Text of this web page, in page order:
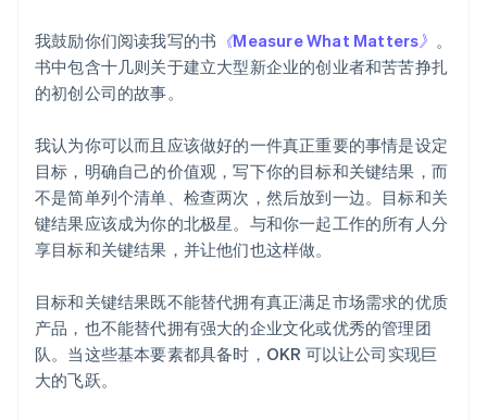
我鼓励你们阅读我写的书 《Measure What Matters》 。
书中包含十几则关于建立大型新企业的创业者和苦苦挣扎
的初创公司的故事。
我认为你可以而且应该做好的一件真正重要的事情是设定
目标，明确自己的价值观，写下你的目标和关键结果，而
不是简单列个清单、检查两次，然后放到一边。目标和关
键结果应该成为你的北极星。与和你一起工作的所有人分
享目标和关键结果，并让他们也这样做。
目标和关键结果既不能替代拥有真正满足市场需求的优质
产品，也不能替代拥有强大的企业文化或优秀的管理团
队。当这些基本要素都具备时，OKR 可以让公司实现巨
大的飞跃。
加拿大
EnglishFrançais
捷克
克罗地亚
EnglishItaliano
拉脱维亚
English
立陶宛
English
卢森堡
FrançaisDeutschEnglish
罗马尼亚
English